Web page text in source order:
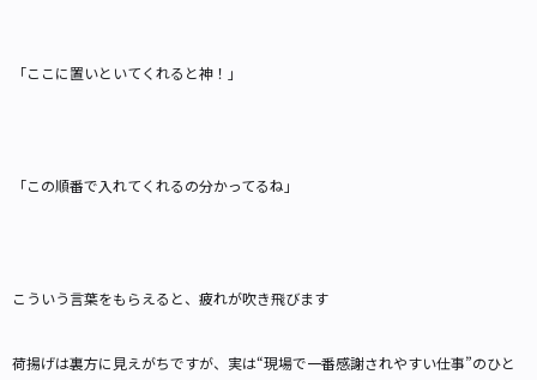
「ここに置いといてくれると神！」
「この順番で入れてくれるの分かってるね」
こういう言葉をもらえると、疲れが吹き飛びます
荷揚げは裏方に見えがちですが、実は“現場で一番感謝されやすい仕事”のひと